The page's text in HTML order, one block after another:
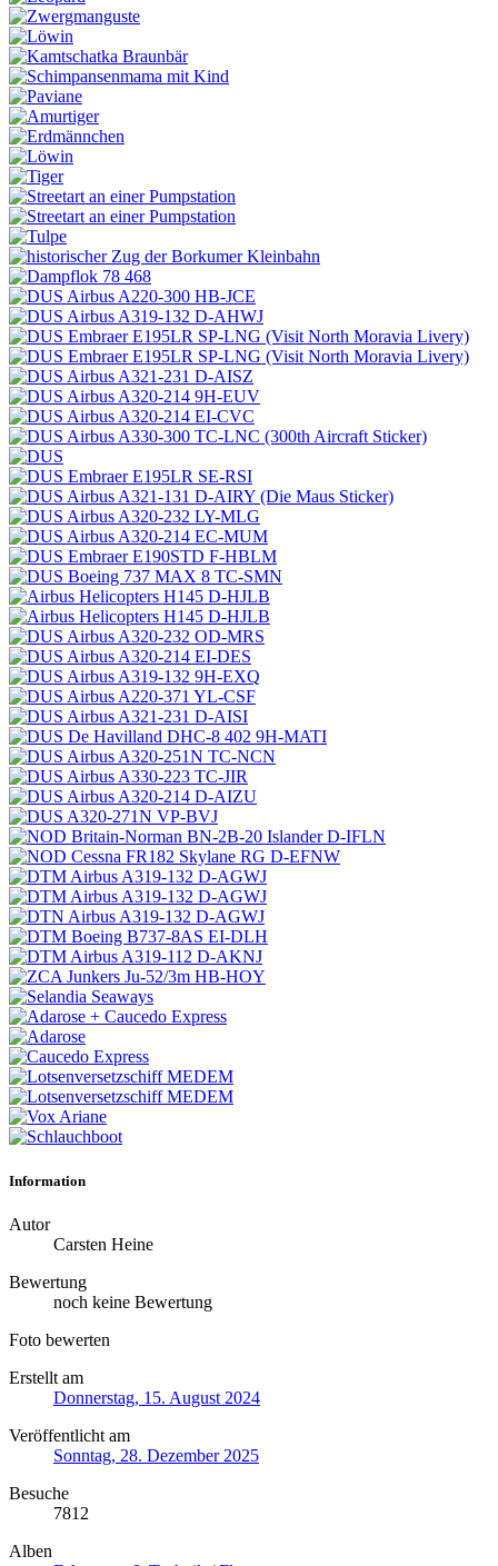
Information
Autor
Carsten Heine
Bewertung
noch keine Bewertung
Foto bewerten
Erstellt am
Donnerstag, 15. August 2024
Veröffentlicht am
Sonntag, 28. Dezember 2025
Besuche
7812
Alben